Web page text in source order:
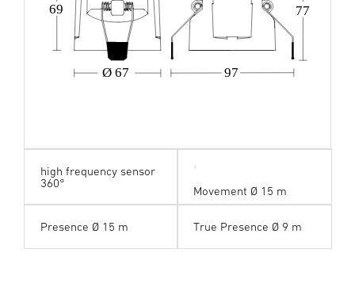
Ø 67 97
69 77
high frequency sensor
360°
Movement Ø 15 m
Presence Ø 15 m True Presence Ø 9 m